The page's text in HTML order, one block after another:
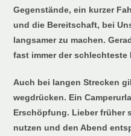
Gegenstände, ein kurzer
und die Bereitschaft, bei
langsamer zu machen.
fast immer der schlechteste
Auch bei langen Strecken
wegdrücken. Ein
Erschöpfung. Lieber früher
nutzen und den Abend